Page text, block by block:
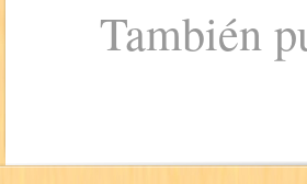
También